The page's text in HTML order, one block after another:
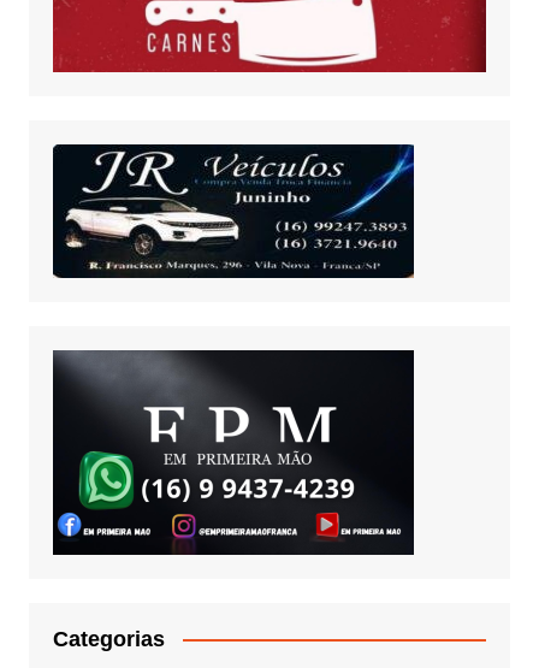
Categorias